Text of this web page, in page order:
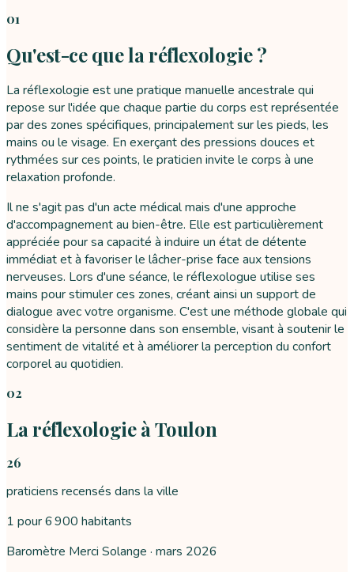
01
Qu'est-ce que la réflexologie ?
La réflexologie est une pratique manuelle ancestrale qui
repose sur l'idée que chaque partie du corps est représentée
par des zones spécifiques, principalement sur les pieds, les
mains ou le visage. En exerçant des pressions douces et
rythmées sur ces points, le praticien invite le corps à une
relaxation profonde.
Il ne s'agit pas d'un acte médical mais d'une approche
d'accompagnement au bien-être. Elle est particulièrement
appréciée pour sa capacité à induire un état de détente
immédiat et à favoriser le lâcher-prise face aux tensions
nerveuses. Lors d'une séance, le réflexologue utilise ses
mains pour stimuler ces zones, créant ainsi un support de
dialogue avec votre organisme. C'est une méthode globale qui
considère la personne dans son ensemble, visant à soutenir le
sentiment de vitalité et à améliorer la perception du confort
corporel au quotidien.
02
La réflexologie à Toulon
26
praticiens recensés dans la ville
1 pour 6 900 habitants
Baromètre Merci Solange · mars 2026